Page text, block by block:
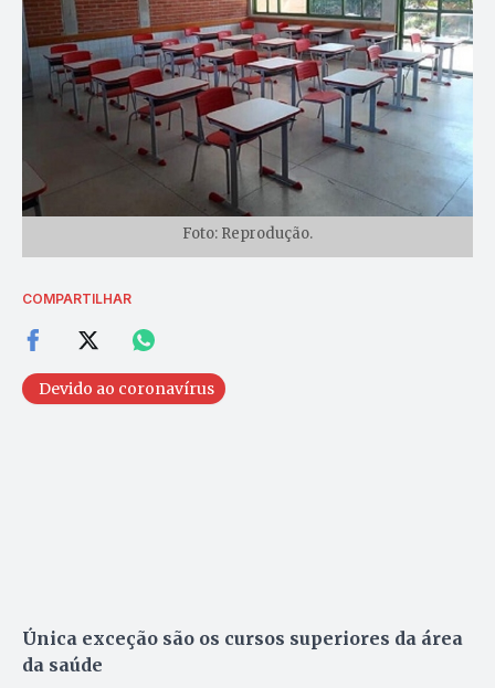
Foto: Reprodução.
COMPARTILHAR
Devido ao coronavírus
Única exceção são os cursos superiores da área
da saúde